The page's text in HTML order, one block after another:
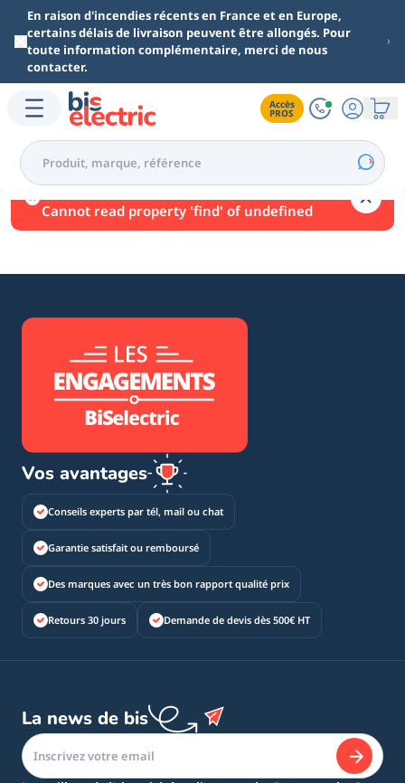
Aller au contenu principal
En raison d'incendies récents en France et en Europe,
certains délais de livraison peuvent être allongés. Pour
toute information complémentaire, merci de nous
contacter.
Accès
PROS
Une erreur est survenue.
Cannot read property 'find' of undefined
Vos avantages
Conseils experts par tél, mail ou chat
Garantie satisfait ou remboursé
Des marques avec un très bon rapport qualité prix
Retours 30 jours Demande de devis dès 500€ HT
La news de bis